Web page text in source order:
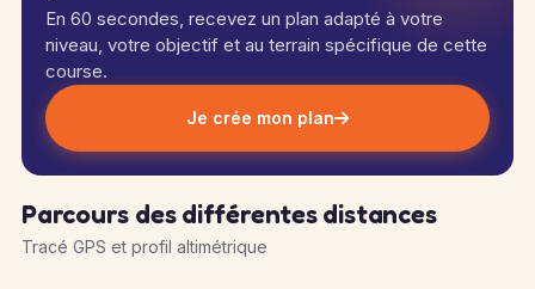
En 60 secondes, recevez un plan adapté à votre
niveau, votre objectif et au terrain spécifique de cette
course.
Je crée mon plan
Parcours des différentes distances
Tracé GPS et profil altimétrique